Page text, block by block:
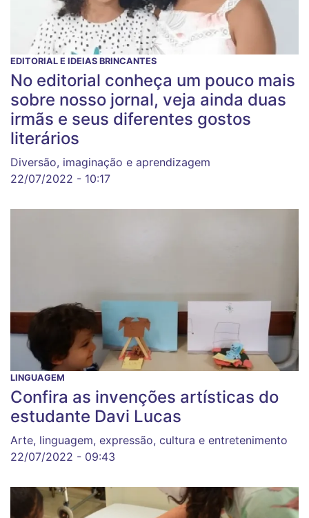
EDITORIAL E IDEIAS BRINCANTES
No editorial conheça um pouco mais
sobre nosso jornal, veja ainda duas
irmãs e seus diferentes gostos
literários
Diversão, imaginação e aprendizagem
22/07/2022 - 10:17
LINGUAGEM
Confira as invenções artísticas do
estudante Davi Lucas
Arte, linguagem, expressão, cultura e entretenimento
22/07/2022 - 09:43